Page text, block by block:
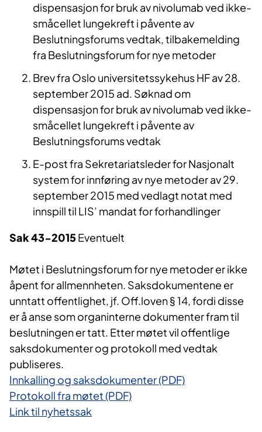
dispensasjon for bruk av nivolumab ved ikke-
småcellet lungekreft i påvente av
Beslutningsforums vedtak, tilbakemelding
fra Beslutningsforum for nye metoder
Brev fra Oslo universitetssykehus HF av 28.
september 2015 ad. Søknad om
dispensasjon for bruk av nivolumab ved ikke-
småcellet lungekreft i påvente av
Beslutningsforums vedtak
E-post fra Sekretariatsleder for Nasjonalt
system for innføring av nye metoder av 29.
september 2015 med vedlagt notat med
innspill til LIS’ mandat for forhandlinger
Sak 43-2015Eventuelt
Møtet i Beslutningsforum for nye metoder er ikke
åpent for allmennheten. Saksdokumentene er
unntatt offentlighet, jf. Off.loven § 14, fordi disse
er å anse som organinterne dokumenter fram til
beslutningen er tatt. Etter møtet vil offentlige
saksdokumenter og protokoll med vedtak
publiseres.
Innkalling og saksdokumenter (PDF)
Protokoll fra møtet (PDF)
Link til nyhetssak